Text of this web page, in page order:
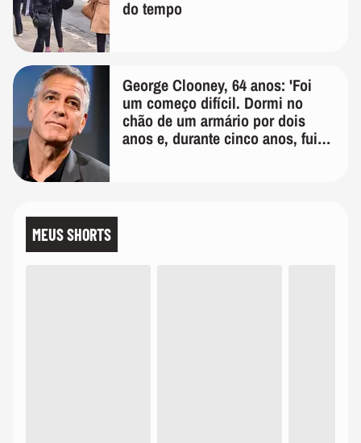
do tempo
George Clooney, 64 anos: 'Foi
um começo difícil. Dormi no
chão de um armário por dois
anos e, durante cinco anos, fui
MEUS SHORTS